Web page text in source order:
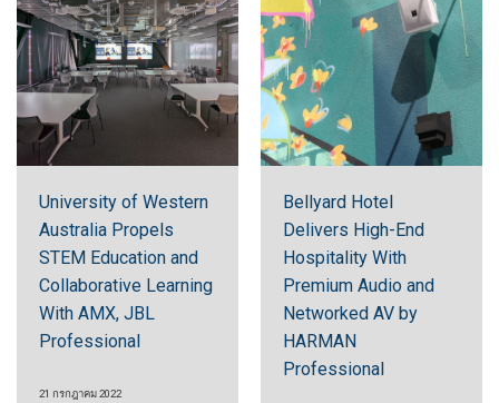
University of Western
Australia Propels
STEM Education and
Collaborative Learning
With AMX, JBL
Professional
21 กรกฎาคม 2022
Bellyard Hotel
Delivers High-End
Hospitality With
Premium Audio and
Networked AV by
HARMAN
Professional